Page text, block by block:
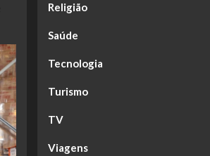
Religião
Saúde
Tecnologia
Turismo
TV
Viagens